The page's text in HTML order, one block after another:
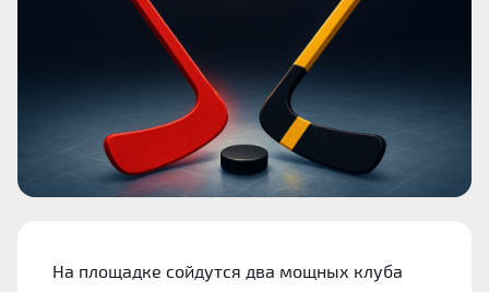
На площадке сойдутся два мощных клуба